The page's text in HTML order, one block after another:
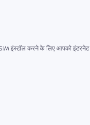
इंस्टॉल करने के लिए आपको इंटरनेट